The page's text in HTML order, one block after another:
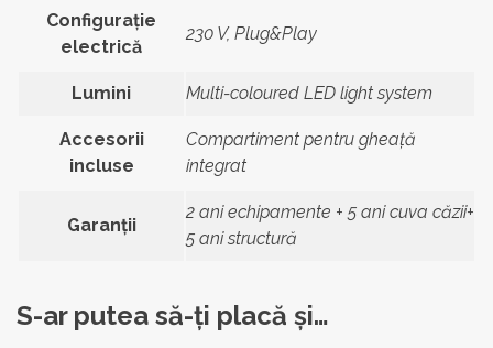
Configurație
electrică
230 V, Plug&Play
Lumini Multi-coloured LED light system
Accesorii
incluse
Compartiment pentru gheață
integrat
Garanții
2 ani echipamente + 5 ani cuva căzii+
5 ani structură
S-ar putea să-ți placă și…